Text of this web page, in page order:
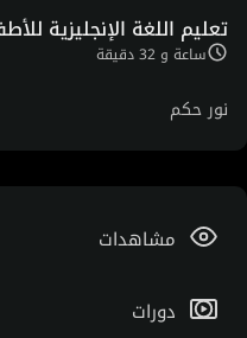
تعليم اللغة الإنجليزية
ساعة و 32 دقيقة
نور حكم
مشاهدات
دورات